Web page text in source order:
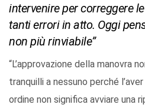
intervenire per correggere
tanti errori in atto. Oggi
non più rinviabile”
“L’approvazione della manovra
tranquilli a nessuno perché
ordine non significa avviare una